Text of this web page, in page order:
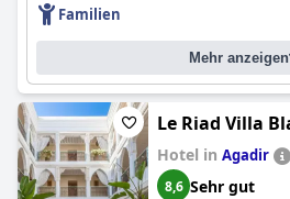
angenehmen Spaziergang zum Meer,
befahrene Straße überquert und
Das Parken am Hotel bietet
erwähnen den einfachen Zugang,
begrenzter Verfügbarkeit konfrontiert
praktischen Parkmöglichkeiten und
Taxis in der Nähe dazu bei, diese
Familien
Mehr anzeigen
Le Riad Villa
Hotel in Agadir
8,6 Sehr gut